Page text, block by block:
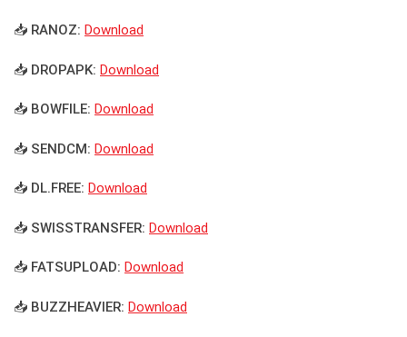
📥 RANOZ: Download
📥 DROPAPK: Download
📥 BOWFILE: Download
📥 SENDCM: Download
📥 DL.FREE: Download
📥 SWISSTRANSFER: Download
📥 FATSUPLOAD: Download
📥 BUZZHEAVIER: Download